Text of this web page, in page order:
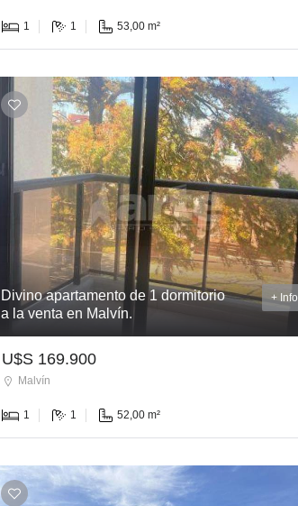
1 1 53,00 m²
Divino apartamento de 1 dormitorio
a la venta en Malvín.
+ Info
U$S 169.900
Malvín
1 1 52,00 m²